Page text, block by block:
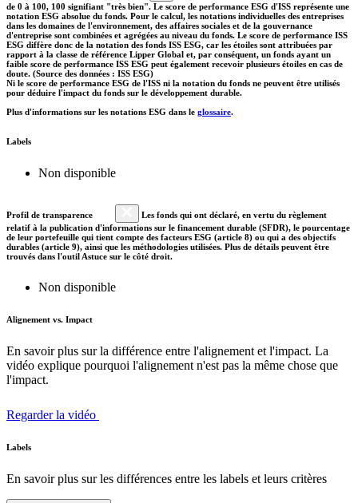
de 0 à 100, 100 signifiant "très bien". Le score de performance ESG d'ISS représente une
notation ESG absolue du fonds. Pour le calcul, les notations individuelles des entreprises
dans les domaines de l'environnement, des affaires sociales et de la gouvernance
d'entreprise sont combinées et agrégées au niveau du fonds. Le score de performance ISS
ESG diffère donc de la notation des fonds ISS ESG, car les étoiles sont attribuées par
rapport à la classe de référence Lipper Global et, par conséquent, un fonds ayant un
faible score de performance ISS ESG peut également recevoir plusieurs étoiles en cas de
doute. (Source des données : ISS ESG)
Ni le score de performance ESG de l'ISS ni la notation du fonds ne peuvent être utilisés
pour déduire l'impact du fonds sur le développement durable.
Plus d'informations sur les notations ESG dans le glossaire.
Labels
Non disponible
Profil de transparence
Les fonds qui ont déclaré, en vertu du règlement
relatif à la publication d'informations sur le financement durable (SFDR), le pourcentage
de leur portefeuille qui tient compte des facteurs ESG (article 8) ou qui a des objectifs
durables (article 9), ainsi que les méthodologies utilisées. Plus de détails peuvent être
trouvés dans l'outil Astuce sur le côté droit.
Non disponible
Alignement vs. Impact
En savoir plus sur la différence entre l'alignement et l'impact. La
vidéo explique pourquoi l'alignement n'est pas la même chose que
l'impact.
Regarder la vidéo
Labels
En savoir plus sur les différences entre les labels et leurs critères